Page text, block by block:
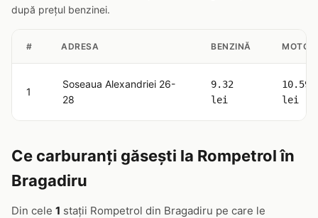
după prețul benzinei.
# ADRESA BENZINĂ
1
Soseaua Alexandriei 26-
28
9.32
lei
10.59
lei
Ce carburanți găsești la Rompetrol în
Bragadiru
Din cele 1 stații Rompetrol din Bragadiru pe care le